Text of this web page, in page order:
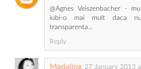
@Agnes Veiszenbacher -
iubi-o mai mult daca
transparenta...
Reply
Madalina 27 January 2013